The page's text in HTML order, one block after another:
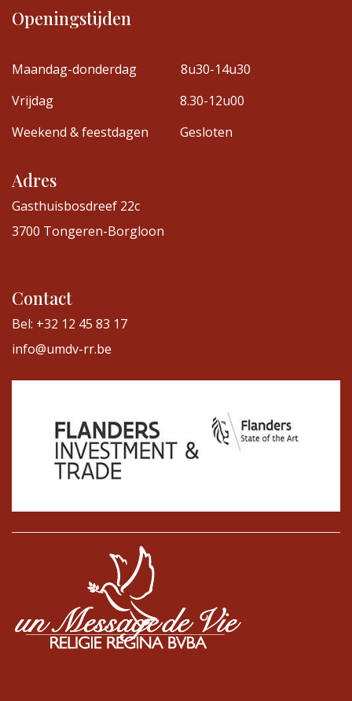
Openingstijden
Maandag-donderdag
8u30-14u30
Vrijdag
8.30-12u00
Weekend & feestdagen
Gesloten
Adres
Gasthuisbosdreef 22c
3700 Tongeren-Borgloon
Contact
Bel: +32 12 45 83 17
info@umdv-rr.be